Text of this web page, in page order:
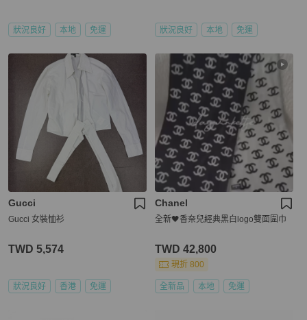
狀況良好 本地 免運 狀況良好 本地 免運
Gucci
Gucci 女裝恤衫
TWD 5,574
狀況良好 香港 免運
Chanel
全新🖤香奈兒經典黑白logo雙面圍巾
TWD 42,800
現折 800
全新品 本地 免運